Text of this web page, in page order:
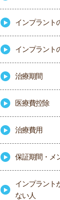
インプラント
インプラント
治療期間
医療費控除
治療費用
保証期間・メ
インプラント
ない人